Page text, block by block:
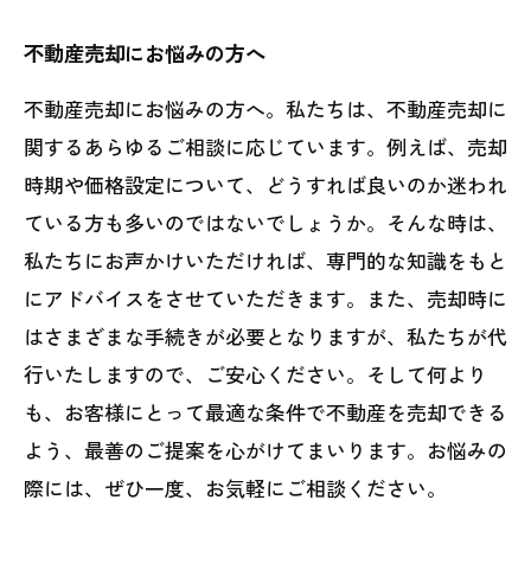
不動産売却にお悩みの方へ
不動産売却にお悩みの方へ。私たちは、不動産売却に
関するあらゆるご相談に応じています。例えば、売却
時期や価格設定について、どうすれば良いのか迷われ
ている方も多いのではないでしょうか。そんな時は、
私たちにお声かけいただければ、専門的な知識をもと
にアドバイスをさせていただきます。また、売却時に
はさまざまな手続きが必要となりますが、私たちが代
行いたしますので、ご安心ください。そして何より
も、お客様にとって最適な条件で不動産を売却できる
よう、最善のご提案を心がけてまいります。お悩みの
際には、ぜひ一度、お気軽にご相談ください。